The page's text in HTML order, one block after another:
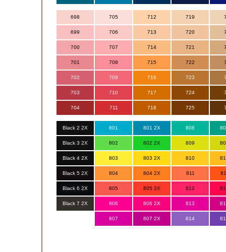
698 705 712 719
699 706 713 720
700 707 714 721
701 708 715 722
702 709 716 723
703 710 717 724
704 711 718 725
Black 2 2X 801 801 2X 808
Black 3 2X 802 802 2X 809
Black 4 2X 803 803 2X 810
Black 5 2X 804 804 2X 811
Black 6 2X 805 805 2X 812
Black 7 2X 806 806 2X 813
807 807 2X 814